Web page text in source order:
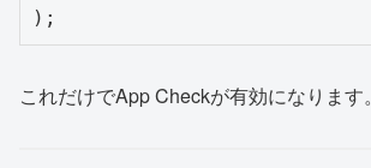
これだけでApp Checkが有効になります。